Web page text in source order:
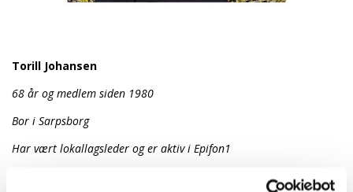
Torill Johansen
68 år og medlem siden 1980
Bor i Sarpsborg
Har vært lokallagsleder og er aktiv i Epifon1